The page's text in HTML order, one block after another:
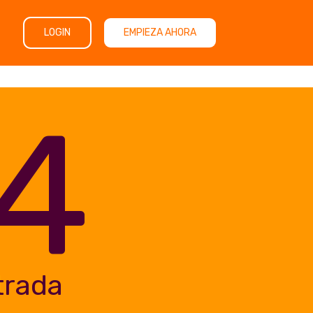
LOGIN EMPIEZA AHORA